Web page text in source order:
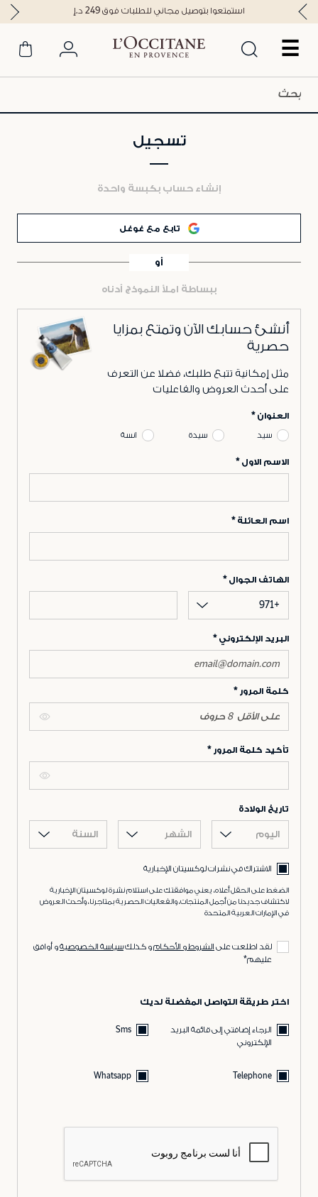
☰
استمتعوا بتوصيل مجاني للطلبات فوق 249 د.إ
تسجيل
إنشاء حساب بكبسة واحدة
تابع مع غوغل
أو
ببساطة املأ النموذج أدناه
أنشئ حسابك الآن وتمتع بمزايا
حصرية
مثل إمكانية تتبع طلبك، فضلا عن التعرف
على أحدث العروض والفاعليات
العنوان
سيد سيدة انسة
الاسم الاول
اسم العائلة
الهاتف الجوال
+971
البريد الإلكتروني
كلمة المرور
تأكيد كلمة المرور
تاريخ الولادة
اليوم الشهر السنة
الاشتراك في نشرات لوكسيتان الإخبارية
الضغط على الحقل أعلاه، يعني موافقتك على استلام نشرة لوكسيتان الإخبارية
لاكتشاف جديدنا من أجمل المنتجات، والفعاليات الحصرية بمتاجرنا، وأحدث العروض
في الإمارات العربية المتحدة
لقد اطلعت على الشروط و الأحكامو كذلكسياسة الخصوصيةو أوافق
عليهم*
اختر طريقة التواصل المفضلة لديك
الرجاء إضافتي إلى قائمة البريد
الإلكتروني
Sms
Telephone
Whatsapp